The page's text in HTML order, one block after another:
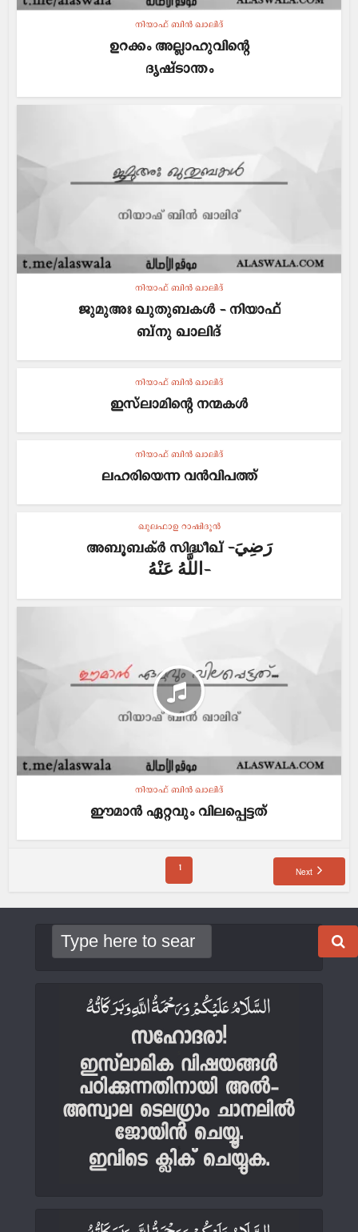
നിയാഫ് ബിൻ ഖാലിദ്
ഉറക്കം അല്ലാഹുവിന്റെ
ദൃഷ്ടാന്തം
നിയാഫ് ബിൻ ഖാലിദ്
ജുമുഅഃ ഖുതുബകൾ – നിയാഫ്
ബ്നു ഖാലിദ്
നിയാഫ് ബിൻ ഖാലിദ്
ഇസ്‌ലാമിന്റെ നന്മകൾ
നിയാഫ് ബിൻ ഖാലിദ്
ലഹരിയെന്ന വൻവിപത്ത്
ഖുലഫാഉ റാഷിദൂന്‍
അബൂബക്‌ർ സിദ്ധീഖ് -رَضِيَ
اللَّهُ عَنْهُ-
നിയാഫ് ബിൻ ഖാലിദ്
ഈമാൻ ഏറ്റവും വിലപ്പെട്ടത്
1 Next